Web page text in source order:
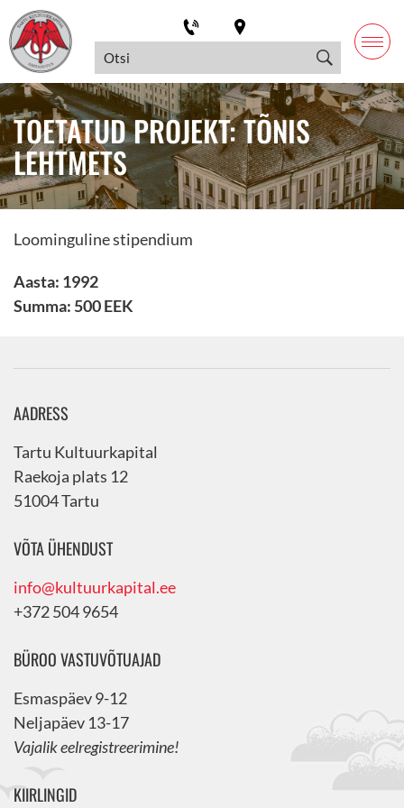
TOETATUD PROJEKT: TÕNIS
LEHTMETS
Loominguline stipendium
Aasta: 1992
Summa: 500 EEK
AADRESS
Tartu Kultuurkapital
Raekoja plats 12
51004 Tartu
VÕTA ÜHENDUST
info@kultuurkapital.ee
+372 504 9654
BÜROO VASTUVÕTUAJAD
Esmaspäev 9-12
Neljapäev 13-17
Vajalik eelregistreerimine!
KIIRLINGID